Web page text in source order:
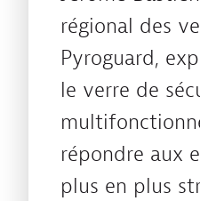
régional des
Pyroguard,
le verre de
répondre aux
plus en plus